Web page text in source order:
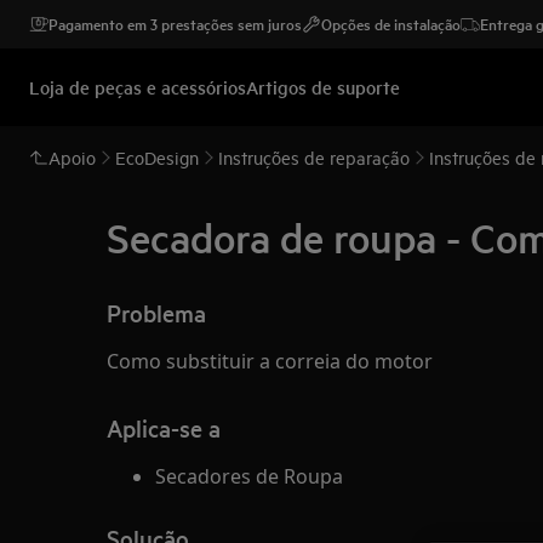
Pagamento em 3 prestações sem juros Opções de instalação Entrega
Loja de peças e acessóriosArtigos de suporte
Apoio EcoDesign Instruções de reparação Instruções de
Secadora de roupa -
Problema
Como substituir a correia do motor
Aplica-se a
Secadores de Roupa